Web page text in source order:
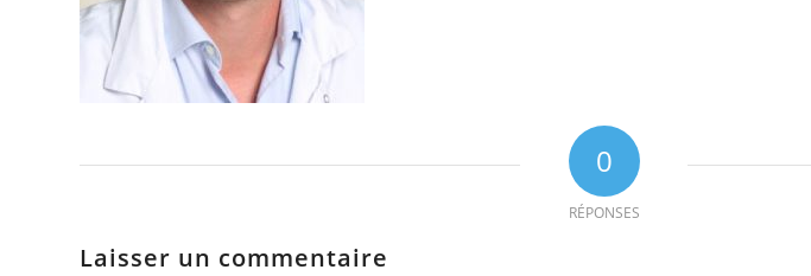
0
RÉPONSES
Laisser un commentaire